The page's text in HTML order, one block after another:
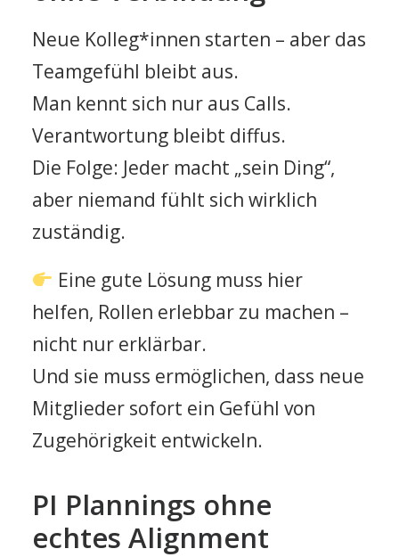
Neue Kolleg*innen starten – aber das
Teamgefühl bleibt aus.
Man kennt sich nur aus Calls.
Verantwortung bleibt diffus.
Die Folge: Jeder macht „sein Ding“,
aber niemand fühlt sich wirklich
zuständig.
Eine gute Lösung muss hier
helfen, Rollen erlebbar zu machen –
nicht nur erklärbar.
Und sie muss ermöglichen, dass neue
Mitglieder sofort ein Gefühl von
Zugehörigkeit entwickeln.
PI Plannings ohne
echtes Alignment